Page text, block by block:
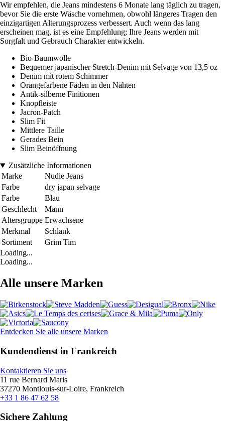
Wir empfehlen, die Jeans mindestens 6 Monate lang täglich zu tragen,
bevor Sie die erste Wäsche vornehmen, obwohl längeres Tragen den
einzigartigen Alterungsprozess verbessert. Auch wenn das lang
erscheinen mag, ist es eine Empfehlung; Ihre Jeans werden mit
Sorgfalt und Gebrauch Charakter entwickeln.
Bio-Baumwolle
Bequemer japanischer Stretch-Denim mit Selvage von 13,5 oz
Denim mit rotem Schimmer
Orangefarbene Fäden in den Nähten
Antik-silberne Fini­tionen
Knopfleiste
Jacron-Patch
Slim Fit
Mittlere Taille
Gerades Bein
Slim Beinöffnung
Zusätzliche Informationen
Marke
Nudie Jeans
Farbe
dry japan selvage
Farbe
Blau
Geschlecht
Mann
Altersgruppe Erwachsene
Merkmal
Schlank
Sortiment
Grim Tim
Loading...
Loading...
Alle unsere Marken
Entdecken Sie alle unsere Marken
Kundendienst in Frankreich
Kontaktieren Sie uns
11 rue Bernard Maris
37270 Montlouis-sur-Loire, Frankreich
+33 1 86 47 62 58
Sichere Zahlung